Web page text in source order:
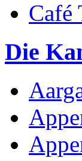
Café
Die